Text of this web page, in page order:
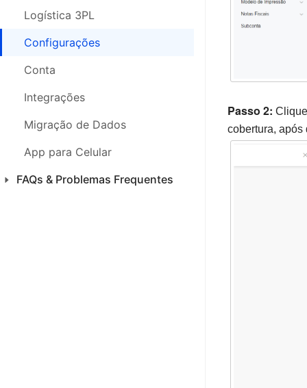
Webinars
Logística 3PL
Configurações
Conta
Integrações
Migração de Dados
App para Celular
FAQs & Problemas Frequentes
Passo 2:
cobertura, após